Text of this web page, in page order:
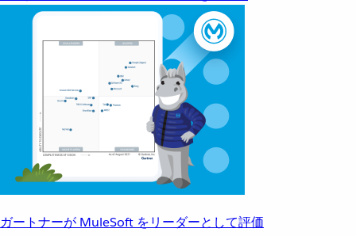
ガートナーが MuleSoft をリーダーとして評価